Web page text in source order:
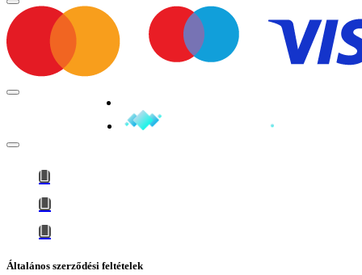
Általános szerződési feltételek